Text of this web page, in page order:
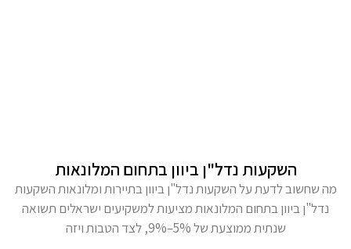
השקעות נדל"ן ביוון בתחום המלונאות
מה שחשוב לדעת על השקעות נדל"ן ביוון בתיירות ומלונאות השקעות
נדל"ן ביוון בתחום המלונאות מציעות למשקיעים ישראלים תשואה
שנתית ממוצעת של 5%–9%, לצד הטבות ויזה